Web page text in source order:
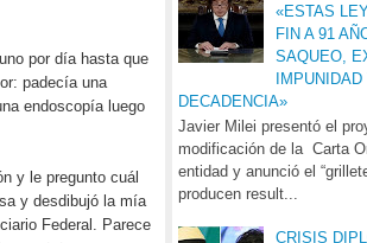
«ESTAS
FIN A 91
SAQUEO,
IMPUNIDAD
DECADENCIA»
Javier Milei presentó el
modificación de la Carta
entidad y anunció el
producen result...
CRISIS
por día hasta que
padecía una
endoscopía luego
y le pregunto cuál
y desdibujó la mía
Federal. Parece